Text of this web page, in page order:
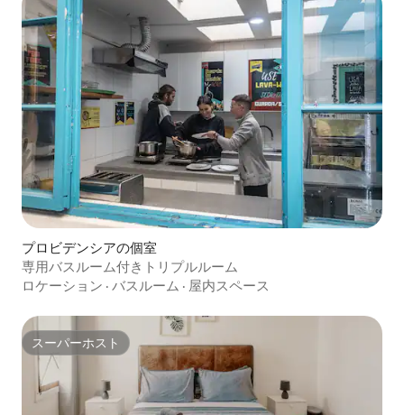
プロビデンシアの個室
専用バスルーム付きトリプルルーム
ロケーション · バスルーム · 屋内スペース
スーパーホスト
スーパーホスト